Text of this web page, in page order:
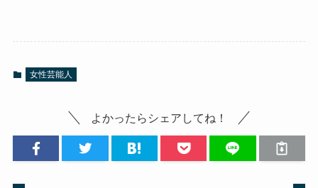
女性芸能人
よかったらシェアしてね！